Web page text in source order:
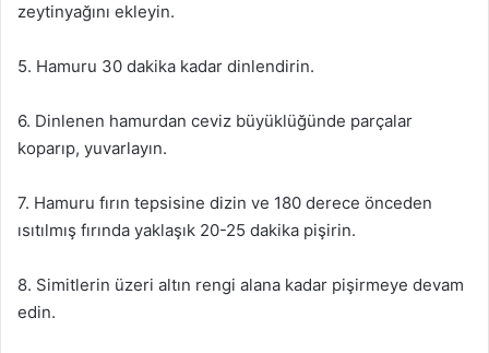
zeytinyağını ekleyin.
5. Hamuru 30 dakika kadar dinlendirin.
6. Dinlenen hamurdan ceviz büyüklüğünde parçalar
koparıp, yuvarlayın.
7. Hamuru fırın tepsisine dizin ve 180 derece önceden
ısıtılmış fırında yaklaşık 20-25 dakika pişirin.
8. Simitlerin üzeri altın rengi alana kadar pişirmeye devam
edin.